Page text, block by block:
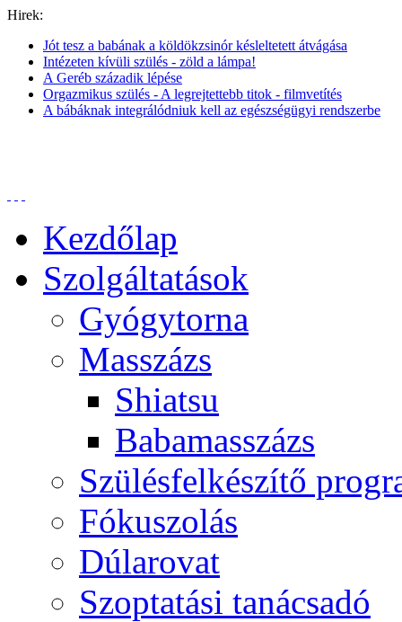
Hirek:
Jót tesz a babának a köldökzsinór késleltetett átvágása
Intézeten kívüli szülés - zöld a lámpa!
A Geréb századik lépése
Orgazmikus szülés - A legrejtettebb titok - filmvetítés
A bábáknak integrálódniuk kell az egészségügyi rendszerbe
Kezdőlap
Szolgáltatások
Gyógytorna
Masszázs
Shiatsu
Babamasszázs
Szülésfelkészítő
Fókuszolás
Dúlarovat
Szoptatási tanácsadó